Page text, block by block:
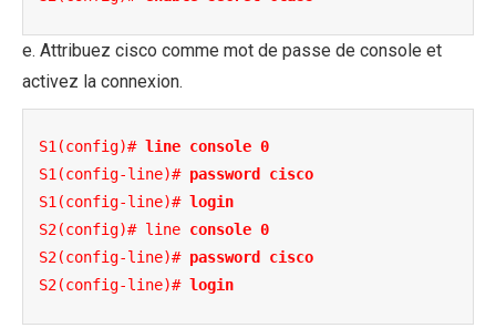
e. Attribuez cisco comme mot de passe de console et
activez la connexion.
S1(config)# line console 0
S1(config-line)# password cisco
S1(config-line)# login
S2(config)# line console 0
S2(config-line)# password cisco
S2(config-line)# login